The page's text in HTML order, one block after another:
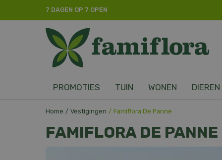
Home Vestigingen Famiflora De Panne
7 DAGEN OP 7 OPEN
PROMOTIES TUIN WONEN DIEREN
FAMIFLORA DE PANNE